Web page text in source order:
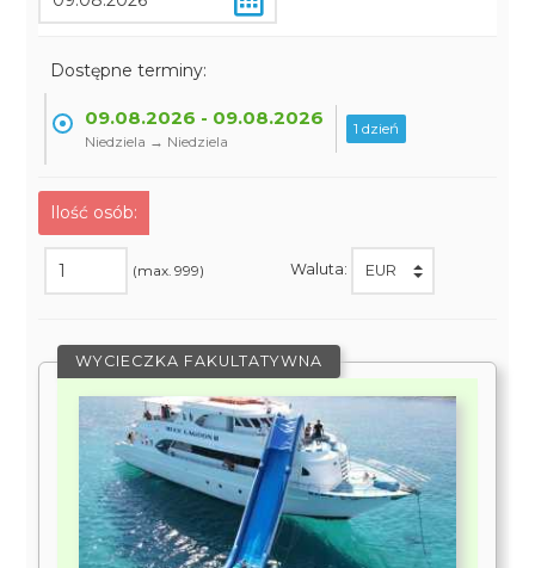
Dostępne terminy:
09.08.2026 - 09.08.2026
Niedziela → Niedziela
1 dzień
Ilość osób:
(max. 999) Waluta:
WYCIECZKA FAKULTATYWNA